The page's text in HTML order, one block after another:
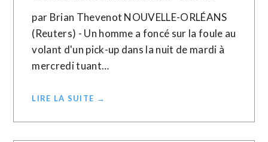
par Brian Thevenot NOUVELLE-ORLÉANS
(Reuters) - Un homme a foncé sur la foule au
volant d'un pick-up dans la nuit de mardi à
mercredi tuant…
LIRE LA SUITE →